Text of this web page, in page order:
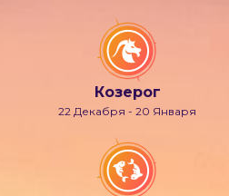
Козерог
22 Декабря - 20 Января